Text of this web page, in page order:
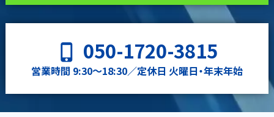
phone_iphone 050-1720-3815
営業時間 9:30〜18:30／定休日 火曜日・年末年始